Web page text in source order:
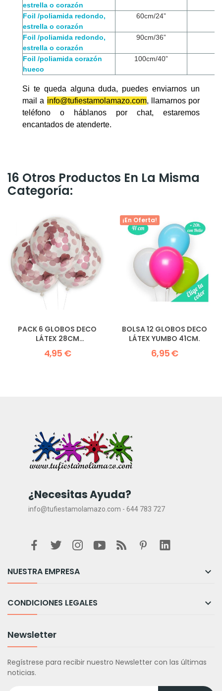
estrella o corazón
Foil /poliamida redondo,
estrella o corazón
60cm/24”
Foil /poliamida redondo,
estrella o corazón
90cm/36”
Foil /poliamida corazón
hueco
100cm/40”
Si te queda alguna duda, puedes enviarnos un
mail a info@tufiestamolamazo.com, llamarnos por
teléfono o háblanos por chat, estaremos
encantados de atenderte.
16 Otros Productos En La Misma
Categoría:
PACK 6 GLOBOS DECO
LÁTEX 28CM
TRANSPARENTES CON...
4,95 €
¡En Oferta!
BOLSA 12 GLOBOS DECO
LÁTEX YUMBO 41CM.
6,95 €
¿Necesitas Ayuda?
info@tufiestamolamazo.com - 644 783 727
NUESTRA EMPRESA 
CONDICIONES LEGALES 
Newsletter
Regístrese para recibir nuestro Newsletter con las últimas
noticias.